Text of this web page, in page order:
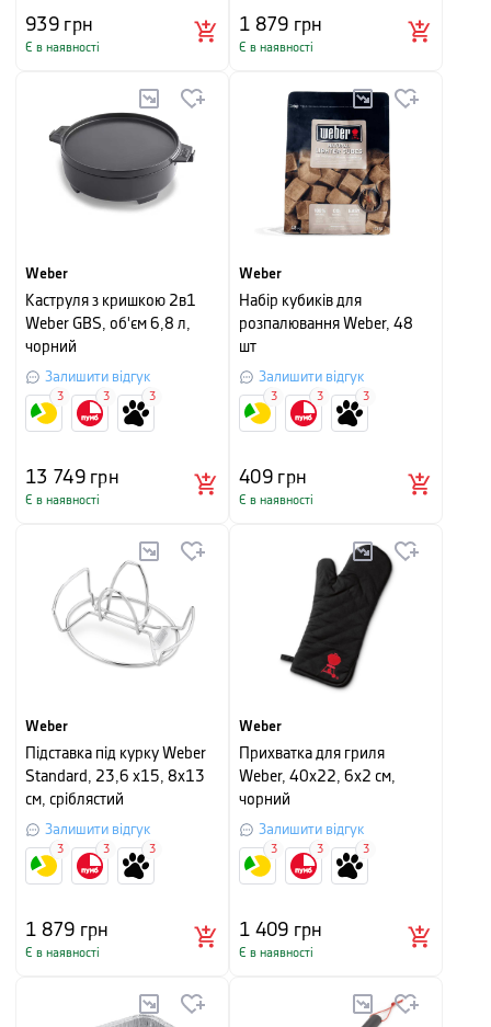
939грн
Є в наявності
1 879 грн
Є в наявності
Weber
Каструля з кришкою 2в1
Weber GBS, об'єм 6,8 л,
чорний
Залишити відгук
13 749грн
Є в наявності
3 3 3
Weber
Набір кубиків для
розпалювання Weber, 48
шт
Залишити відгук
409грн
Є в наявності
3 3 3
Weber
Підставка під курку Weber
Standard, 23,6 х15, 8х13
см, сріблястий
Залишити відгук
1 879 грн
Є в наявності
3 3 3
Weber
Прихватка для гриля
Weber, 40х22, 6х2 см,
чорний
Залишити відгук
1 409 грн
Є в наявності
3 3 3